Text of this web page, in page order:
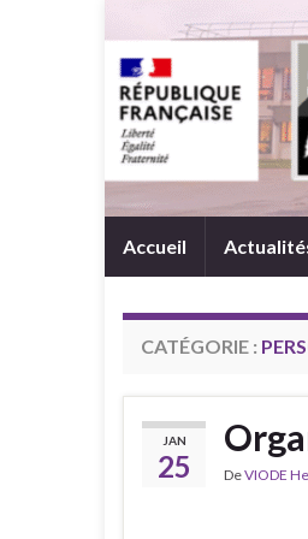
Accueil
CATÉGORIE :
JAN
25 DeVIODE